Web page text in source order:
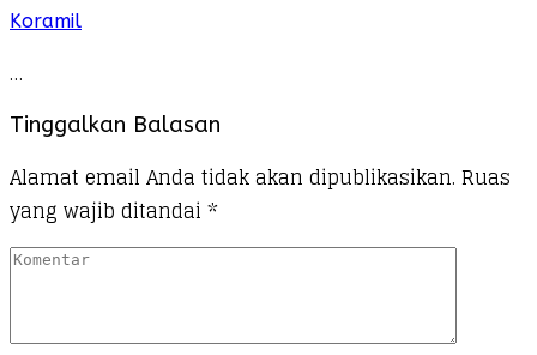
Koramil
…
Tinggalkan Balasan
Alamat email Anda tidak akan dipublikasikan. Ruas
yang wajib ditandai *